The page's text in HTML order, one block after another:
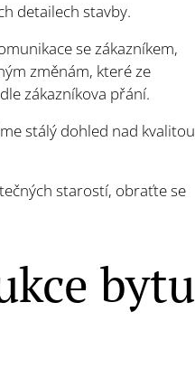
detailech stavby.
se zákazníkem,
změnám, které ze
zákazníkova přání.
stálý dohled nad kvalitou
starostí, obraťte se
bytu